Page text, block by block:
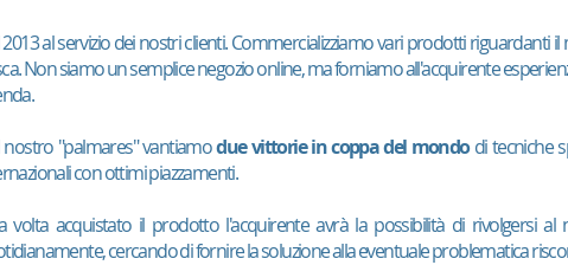
2013 al servizio dei nostri clienti. Commercializziamo vari prodotti riguardanti
Non siamo un semplice negozio online, ma forniamo all'acquirente
nostro "palmares" vantiamodue vittorie in coppa del mondodi tecniche
con ottimi piazzamenti.
volta acquistato il prodotto l'acquirente avrà la possibilità di rivolgersi
cercando di fornire la soluzione alla eventuale problematica